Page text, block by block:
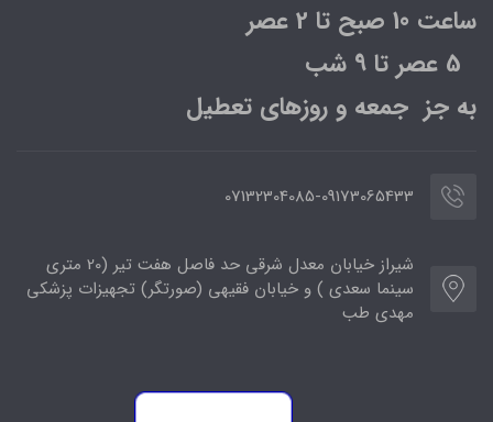
ساعت 10 صبح تا 2 عصر
به جز جمعه و روزهای تعطیل
07132304085-09173065433
شیراز خیابان معدل شرقی حد فاصل هفت تیر (20 متری
سینما سعدی ) و خیابان فقیهی (صورتگر) تجهیزات پزشکی
مهدی طب